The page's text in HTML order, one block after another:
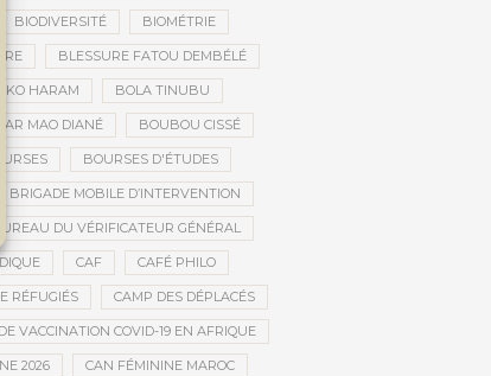
BIODIVERSITÉ BIOMÉTRIE
BLESSURE FATOU DEMBÉLÉ
HARAM BOLA TINUBU
MAO DIANÉ BOUBOU CISSÉ
BOURSES D'ÉTUDES
BRIGADE MOBILE D’INTERVENTION
DU VÉRIFICATEUR GÉNÉRAL
CAF CAFÉ PHILO
RÉFUGIÉS CAMP DES DÉPLACÉS
VACCINATION COVID-19 EN AFRIQUE
2026 CAN FÉMININE MAROC